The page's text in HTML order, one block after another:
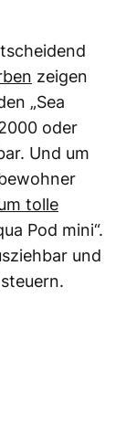
zeigen
„Sea
oder
Und um
tolle
Pod mini“.
und